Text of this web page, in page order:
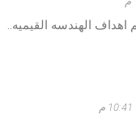
اهداف الهندسه القيميه..